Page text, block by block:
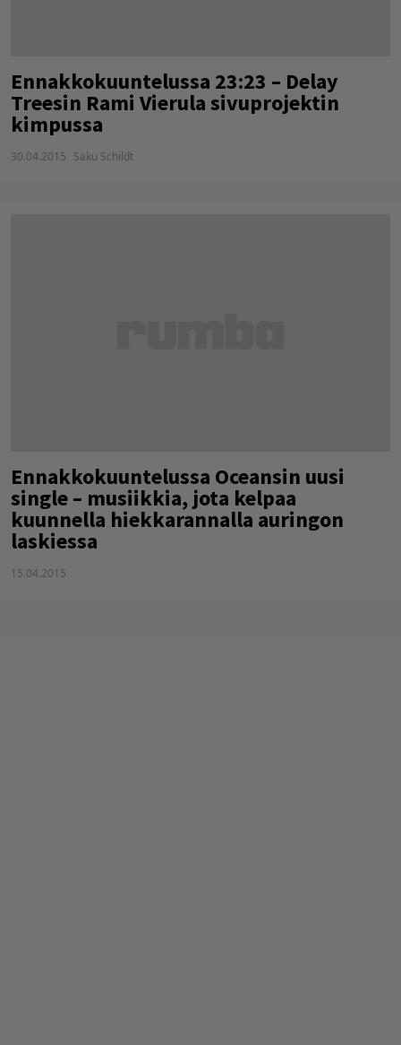
Ennakkokuuntelussa 23:23 – Delay
Treesin Rami Vierula sivuprojektin
kimpussa
30.04.2015 Saku Schildt
Ennakkokuuntelussa Oceansin uusi
single – musiikkia, jota kelpaa
kuunnella hiekkarannalla auringon
laskiessa
15.04.2015